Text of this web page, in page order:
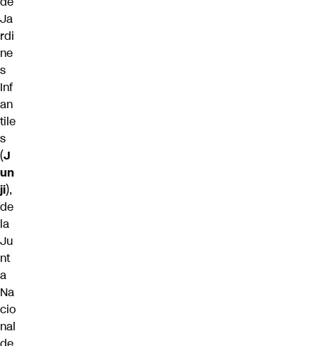
Ja
rdi
ne
s
Inf
an
tile
s
(J
un
ji),
de
la
Ju
nt
a
Na
cio
nal